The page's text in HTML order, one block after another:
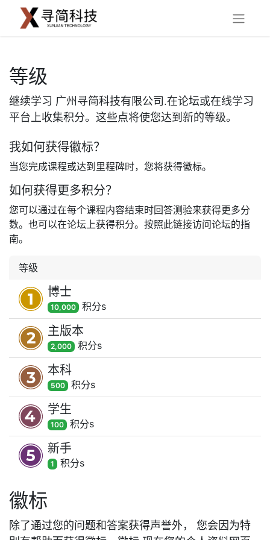
等级
继续学习 广州寻简科技有限公司.在论坛或在线学习
平台上收集积分。这些点将使您达到新的等级。
我如何获得徽标？
当您完成课程或达到里程碑时，您将获得徽标。
如何获得更多积分？
您可以通过在每个课程内容结束时回答测验来获得更多分
数。也可以在论坛上获得积分。按照此链接访问论坛的指
南。
等级
博士
10,000 积分s
主版本
2,000 积分s
本科
500 积分s
学生
100 积分s
新手
1 积分s
徽标
除了通过您的问题和答案获得声誉外， 您会因为特